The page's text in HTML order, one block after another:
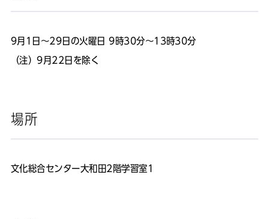
9月1日～29日の火曜日 9時30分～13時30分
（注）9月22日を除く
場所
文化総合センター大和田2階学習室1